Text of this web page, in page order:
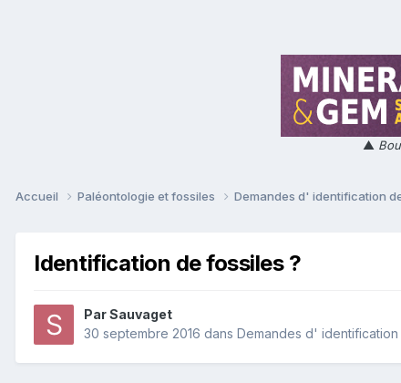
▲
Accueil Paléontologie et fossiles Demandes d' identification
Identification de fossiles ?
ParSauvaget
30 septembre 2016 dans Demandes d'